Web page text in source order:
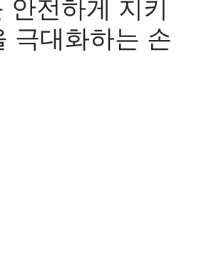
전하게 지키
극대화하는 손